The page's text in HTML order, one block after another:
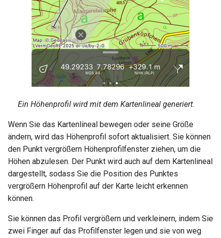
Ein Höhenprofil wird mit dem Kartenlineal generiert.
Wenn Sie das Kartenlineal bewegen oder seine Größe
ändern, wird das Höhenprofil sofort aktualisiert. Sie können
den Punkt vergrößern Höhenprofilfenster ziehen, um die
Höhen abzulesen. Der Punkt wird auch auf dem Kartenlineal
dargestellt, sodass Sie die Position des Punktes
vergrößern Höhenprofil auf der Karte leicht erkennen
können.
Sie können das Profil vergrößern und verkleinern, indem Sie
zwei Finger auf das Profilfenster legen und sie von weg